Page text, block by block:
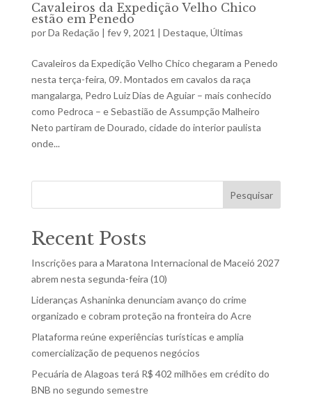
Cavaleiros da Expedição Velho Chico
estão em Penedo
porDa Redação | fev 9, 2021 | Destaque, Últimas
Cavaleiros da Expedição Velho Chico chegaram a Penedo
nesta terça-feira, 09. Montados em cavalos da raça
mangalarga, Pedro Luiz Dias de Aguiar – mais conhecido
como Pedroca – e Sebastião de Assumpção Malheiro
Neto partiram de Dourado, cidade do interior paulista
onde...
Pesquisar
Recent Posts
Inscrições para a Maratona Internacional de Maceió 2027
abrem nesta segunda-feira (10)
Lideranças Ashaninka denunciam avanço do crime
organizado e cobram proteção na fronteira do Acre
Plataforma reúne experiências turísticas e amplia
comercialização de pequenos negócios
Pecuária de Alagoas terá R$ 402 milhões em crédito do
BNB no segundo semestre